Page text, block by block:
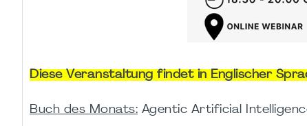
Diese Veranstaltung findet in Englischer
Buch des Monats: Agentic Artificial